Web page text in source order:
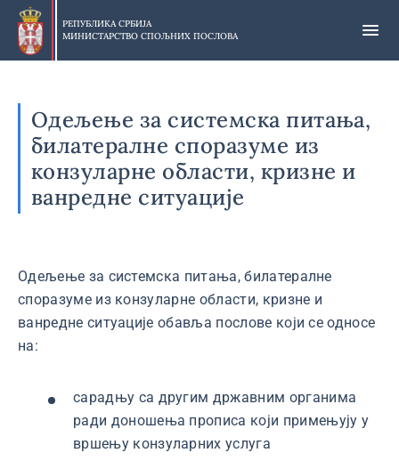
Прескочи
главни
део
РЕПУБЛИКА СРБИЈА
МИНИСТАРСТВО СПОЉНИХ ПОСЛОВА
Одељење за системска питања,
билатералне споразуме из
конзуларне области, кризне и
ванредне ситуације
Одељење за системска питања, билатералне
споразуме из конзуларне области, кризне и
ванредне ситуације обавља послове који се односе
на:
сарадњу са другим државним органима
ради доношења прописа који примењују у
вршењу конзуларних услуга